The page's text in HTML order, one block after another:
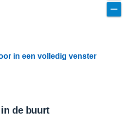
in een volledig venster
de buurt